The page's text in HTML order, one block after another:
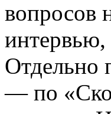
вопросов
интервью,
Отдельно
— по